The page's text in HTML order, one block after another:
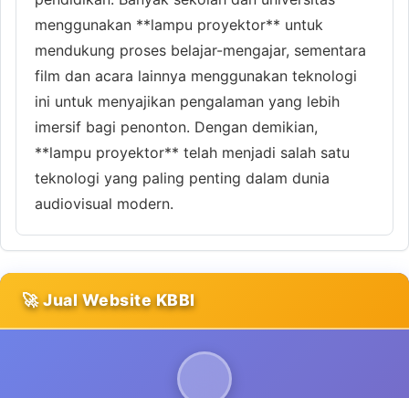
menggunakan **lampu proyektor** untuk
mendukung proses belajar-mengajar, sementara
film dan acara lainnya menggunakan teknologi
ini untuk menyajikan pengalaman yang lebih
imersif bagi penonton. Dengan demikian,
**lampu proyektor** telah menjadi salah satu
teknologi yang paling penting dalam dunia
audiovisual modern.
🚀 Jual Website KBBI